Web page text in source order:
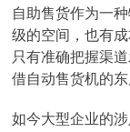
自助售货作为一
级的空间，也有
只有准确把握渠
借自动售货机的
如今大型企业的